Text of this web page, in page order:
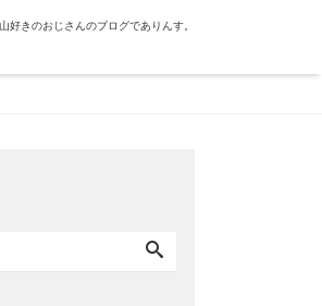
好きのおじさんのブログでありんす。